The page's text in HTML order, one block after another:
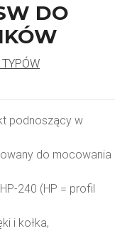
DO
podnoszący w
do mocowania
240 (HP = profil
i kołka,